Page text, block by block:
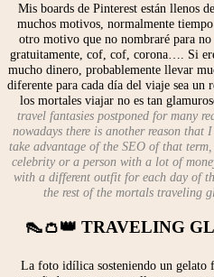
Mis boards de Pinterest están llenos
muchos motivos, normalmente
otro motivo que no nombraré para
gratuitamente, cof, cof, corona…. Si
mucho dinero, probablemente llevar
diferente para cada día del viaje sea un
los mortales viajar no es tan
travel fantasies postponed for many
nowadays there is another reason
take advantage of the SEO of that
celebrity or a person with a lot of
with a different outfit for each day of
the rest of the mortals traveling
👠👛👑 TRAVELING
La foto idílica sosteniendo un gelato